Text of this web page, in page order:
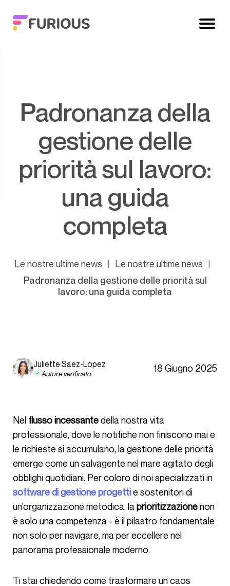
Padronanza della
gestione delle
priorità sul lavoro:
una guida
completa
Le nostre ultime news
Le nostre ultime news
Padronanza della gestione delle priorità sul
lavoro: una guida completa
Juliette Saez-Lopez
Autore verificato 18 Giugno 2025
Nel flusso incessantedella nostra vita
professionale, dove le notifiche non finiscono mai e
le richieste si accumulano, la gestione delle priorità
emerge come un salvagente nel mare agitato degli
obblighi quotidiani. Per coloro di noi specializzati in
software di gestione progettie sostenitori di
un’organizzazione metodica, la prioritizzazionenon
è solo una competenza - è il pilastro fondamentale
non solo per navigare, ma per eccellere nel
panorama professionale moderno.
Ti stai chiedendo come trasformare un caos